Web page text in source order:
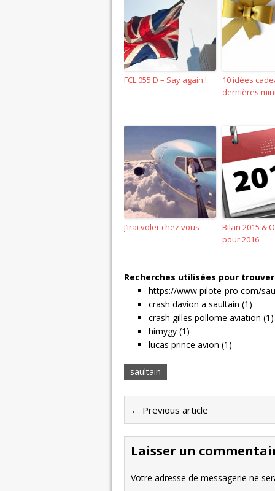
FCL.055 D – Say again !
10 idées
dernières
J’irai voler chez vous
Bilan 2015 &
pour 2016
Recherches utilisées pour
https://www pilote-pro com/
crash davion a saultain (1)
crash gilles pollome aviation (1)
himygy (1)
lucas prince avion (1)
saultain
← Previous article
Laisser un
Votre adresse de messagerie ne